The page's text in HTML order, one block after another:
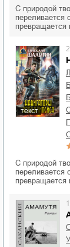
С природой
переливается
текст
С природой
переливается